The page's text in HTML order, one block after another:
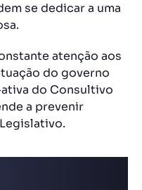
se dedicar a uma
atenção aos
do governo
do Consultivo
a prevenir